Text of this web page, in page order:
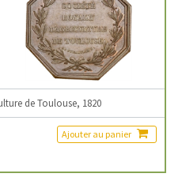
de Toulouse, 1820
Ajouter au panier